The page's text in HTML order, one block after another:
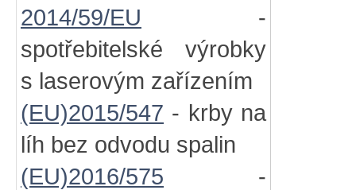
2014/59/EU -
spotřebitelské výrobky
s laserovým zařízením
(EU)2015/547 - krby na
líh bez odvodu spalin
(EU)2016/575 -